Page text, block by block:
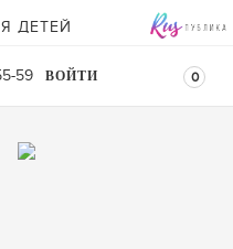
ДЕТЕЙ
0
ВОЙТИ
59